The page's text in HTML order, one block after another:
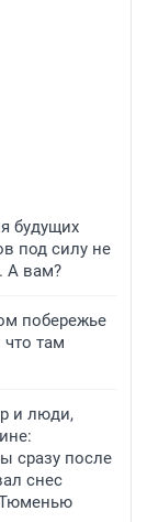
будущих
под силу не
А вам?
побережье
там
и люди,
сразу после
снес